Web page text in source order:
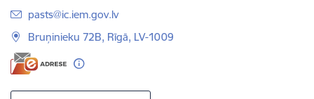
E-pasts:
pasts@ic.iem.gov.lv
Bruņinieku 72B, Rīgā, LV-1009